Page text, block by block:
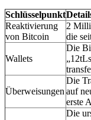
Schlüsselpunkt
Reaktivierung
von Bitcoin
2
die
Wallets
Die
Überweisungen
Die
auf
erste
Die